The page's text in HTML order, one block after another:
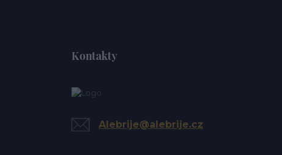
Kontakty
Alebrije@alebrije.cz